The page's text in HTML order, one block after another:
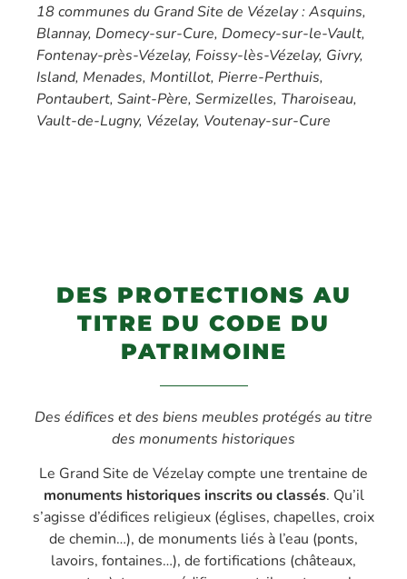
18 communes du Grand Site de Vézelay : Asquins,
Blannay, Domecy-sur-Cure, Domecy-sur-le-Vault,
Fontenay-près-Vézelay, Foissy-lès-Vézelay, Givry,
Island, Menades, Montillot, Pierre-Perthuis,
Pontaubert, Saint-Père, Sermizelles, Tharoiseau,
Vault-de-Lugny, Vézelay, Voutenay-sur-Cure
DES PROTECTIONS AU
TITRE DU CODE DU
PATRIMOINE
Des édifices et des biens meubles protégés au titre
des monuments historiques
Le Grand Site de Vézelay compte une trentaine de
monuments historiques inscrits ou classés. Qu’il
s’agisse d’édifices religieux (églises, chapelles, croix
de chemin…), de monuments liés à l’eau (ponts,
lavoirs, fontaines…), de fortifications (châteaux,